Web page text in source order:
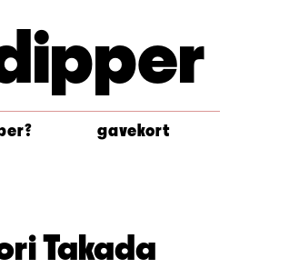
gavekort
Takada